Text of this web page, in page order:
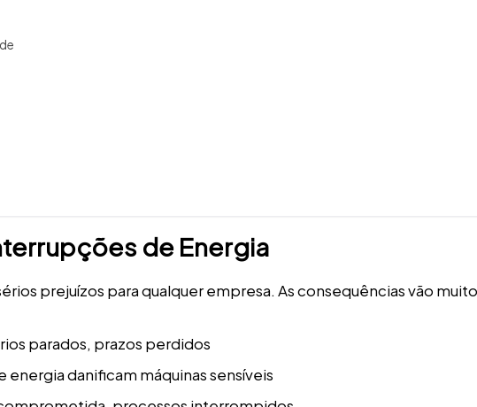
de Energia
prejuízos para qualquer empresa. As consequências vão
parados, prazos perdidos
energia danificam máquinas sensíveis